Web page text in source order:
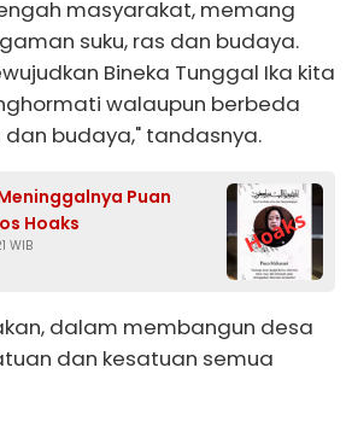
masyarakat, memang
suku, ras dan budaya.
Bineka Tunggal Ika kita
walaupun berbeda
dan budaya," tandasnya.
Puan
Hoaks
WIB
dalam membangun desa
dan kesatuan semua